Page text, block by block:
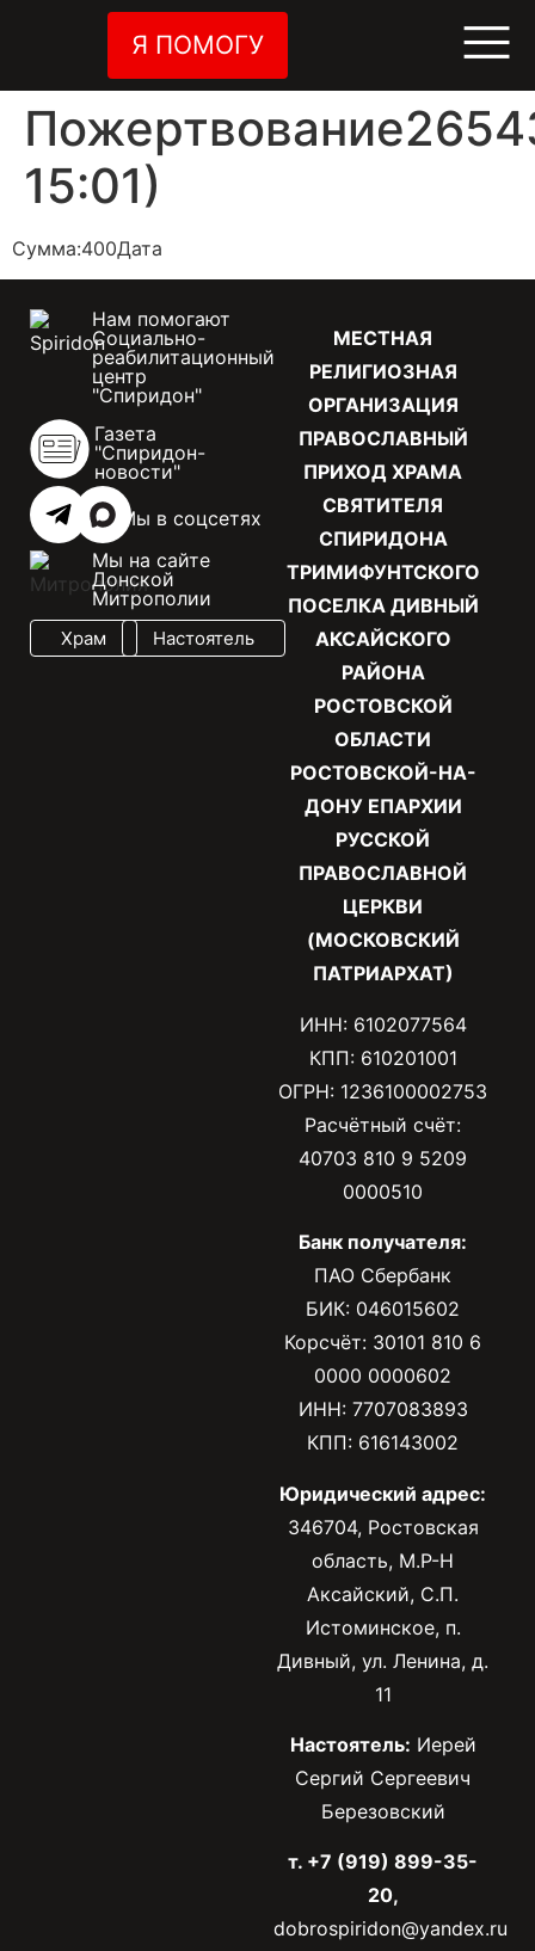
Я ПОМОГУ
15:01)
Сумма:400Дата
МЕСТНАЯ
РЕЛИГИОЗНАЯ
ОРГАНИЗАЦИЯ
ПРАВОСЛАВНЫЙ
ПРИХОД ХРАМА
СВЯТИТЕЛЯ
СПИРИДОНА
ТРИМИФУНТСКОГО
ПОСЕЛКА ДИВНЫЙ
АКСАЙСКОГО
РАЙОНА
РОСТОВСКОЙ
ОБЛАСТИ
РОСТОВСКОЙ-НА-
ДОНУ ЕПАРХИИ
РУССКОЙ
ПРАВОСЛАВНОЙ
ЦЕРКВИ
(МОСКОВСКИЙ
ПАТРИАРХАТ)
ИНН: 6102077564
КПП: 610201001
ОГРН: 1236100002753
Расчётный счёт:
40703 810 9 5209
0000510
Банк получателя:
ПАО Сбербанк
БИК: 046015602
Корсчёт: 30101 810 6
0000 0000602
ИНН: 7707083893
КПП: 616143002
Юридический адрес:
346704, Ростовская
область, М.Р-Н
Аксайский, С.П.
Истоминское, п.
Дивный, ул. Ленина, д.
11
Настоятель: Иерей
Сергий Сергеевич
Березовский
т. +7 (919) 899-35-
20,
dobrospiridon@yandex.ru
Нам помогают
Социально-
реабилитационный
центр
"Спиридон"
Газета
"Спиридон-
новости"
Мы в соцсетях
Мы на сайте
Донской
Митрополии
Храм Настоятель